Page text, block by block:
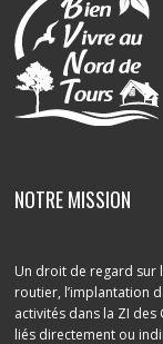
NOTRE MISSION
Un droit de regard sur
routier, l’implantation
activités dans la ZI
liés directement ou